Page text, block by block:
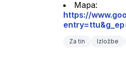
https://
Za tin Izložbe